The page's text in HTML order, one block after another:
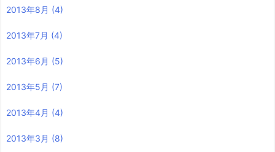
2013年8月 (4)
2013年7月 (4)
2013年6月 (5)
2013年5月 (7)
2013年4月 (4)
2013年3月 (8)